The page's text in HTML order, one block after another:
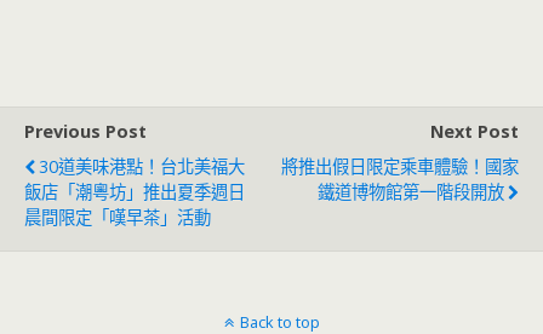
Previous Post
30道美味港點！台北美福大
飯店「潮粵坊」推出夏季週日
晨間限定「嘆早茶」活動
Next Post
將推出假日限定乘車體驗！國家
鐵道博物館第一階段開放
Back to top